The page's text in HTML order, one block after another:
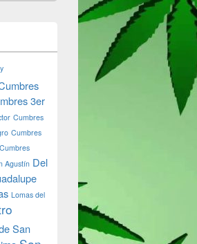
3er
Cumbres
Cumbres
Cumbres
Agustín Del
Lomas del
San